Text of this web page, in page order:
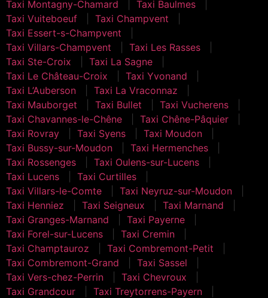
Taxi Montagny-Chamard
Taxi Baulmes
Taxi Vuiteboeuf
Taxi Champvent
Taxi Essert-s-Champvent
Taxi Villars-Champvent
Taxi Les Rasses
Taxi Ste-Croix
Taxi La Sagne
Taxi Le Château-Croix
Taxi Yvonand
Taxi L’Auberson
Taxi La Vraconnaz
Taxi Mauborget
Taxi Bullet
Taxi Vucherens
Taxi Chavannes-le-Chêne
Taxi Chêne-Pâquier
Taxi Rovray
Taxi Syens
Taxi Moudon
Taxi Bussy-sur-Moudon
Taxi Hermenches
Taxi Rossenges
Taxi Oulens-sur-Lucens
Taxi Lucens
Taxi Curtilles
Taxi Villars-le-Comte
Taxi Neyruz-sur-Moudon
Taxi Henniez
Taxi Seigneux
Taxi Marnand
Taxi Granges-Marnand
Taxi Payerne
Taxi Forel-sur-Lucens
Taxi Cremin
Taxi Champtauroz
Taxi Combremont-Petit
Taxi Combremont-Grand
Taxi Sassel
Taxi Vers-chez-Perrin
Taxi Chevroux
Taxi Grandcour
Taxi Treytorrens-Payern